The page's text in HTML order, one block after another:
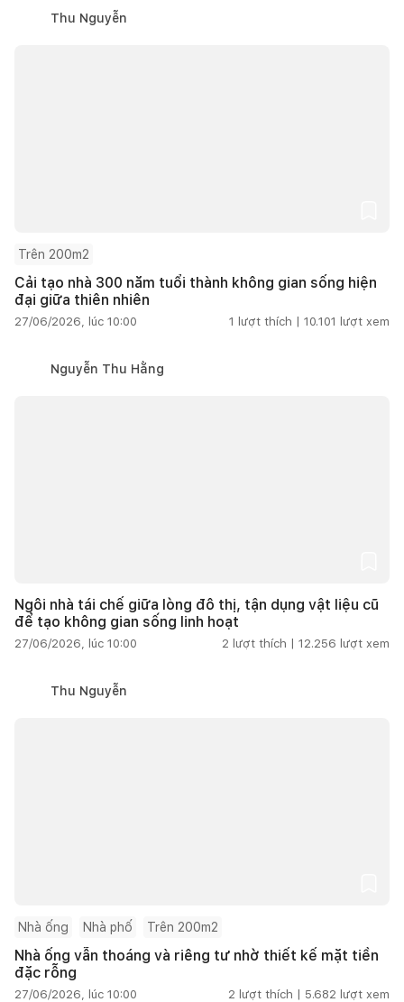
Thu Nguyễn
Trên 200m2
Cải tạo nhà 300 năm tuổi thành không gian sống hiện
đại giữa thiên nhiên
27/06/2026, lúc 10:00 1 lượt thích | 10.101 lượt xem
Nguyễn Thu Hằng
Ngôi nhà tái chế giữa lòng đô thị, tận dụng vật liệu cũ
để tạo không gian sống linh hoạt
27/06/2026, lúc 10:00 2 lượt thích | 12.256 lượt xem
Thu Nguyễn
Nhà ống Nhà phố Trên 200m2
Nhà ống vẫn thoáng và riêng tư nhờ thiết kế mặt tiền
đặc rỗng
27/06/2026, lúc 10:00 2 lượt thích | 5.682 lượt xem